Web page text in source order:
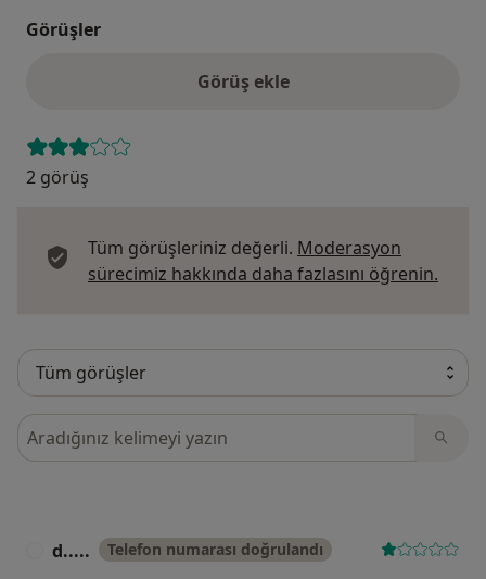
Görüşler
Görüş ekle
2 görüş
Tüm görüşleriniz değerli. Moderasyon
sürecimiz hakkında daha fazlasını öğrenin.
Görüşler içerisinde ara
d..... Telefon numarası doğrulandı